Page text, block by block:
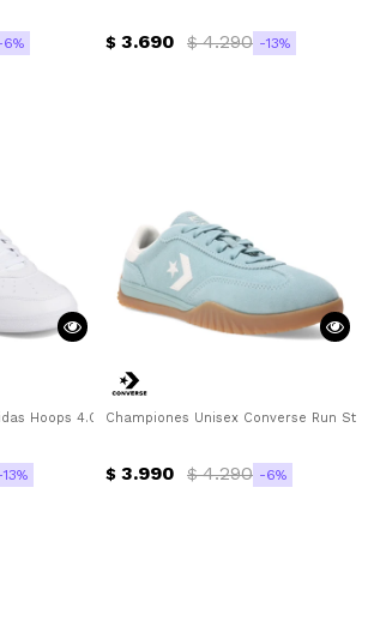
6 $ 3.690 $ 4.290 13
Hoops 4.0 Mid Adidas - Blanco - Negro - Gris
13
Championes Unisex Converse Run
$ 3.990 $ 4.290 6